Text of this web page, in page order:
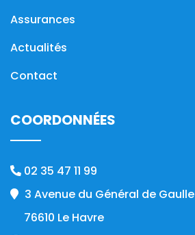
Assurances
Actualités
Contact
COORDONNÉES
02 35 47 11 99
3 Avenue du Général de Gaulle
76610 Le Havre